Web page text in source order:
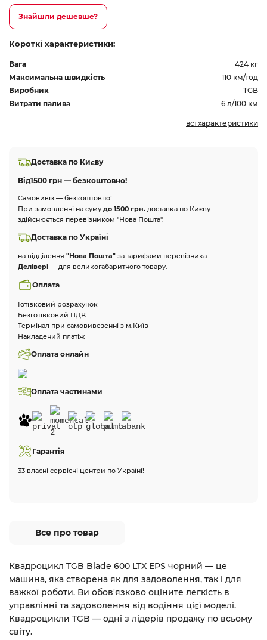
Знайшли дешевше?
Короткі характеристики:
Вага
424 кг
Максимальна швидкість
110 км/год
Виробник
TGB
Витрати палива
6 л/100 км
всі характеристики
Доставка по Києву
Від1500 грн — безкоштовно!
Самовивіз — безкоштовно!
При замовленні на суму до 1500 грн. доставка по Києву
здійснюється перевізником "Нова Пошта".
Доставка по Україні
на відділення "Нова Пошта" за тарифами перевізника.
Делівері — для великогабаритного товару.
Оплата
Готівковий розрахунок
Безготівковий ПДВ
Термінал при самовивезенні з м.Київ
Накладений платіж
Оплата онлайн
Оплата частинами
Гарантія
33 власні сервісні центри по Україні!
Все про товар
Квадроцикл TGB Blade 600 LTX EPS чорний — це
машина, яка створена як для задоволення, так і для
важкої роботи. Ви обов'язково оціните легкість в
управлінні та задоволення від водіння цієї моделі.
Квадроцикли TGB — одні з лідерів продажу по всьому
світу.